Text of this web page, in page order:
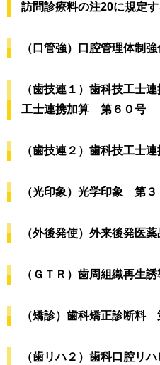
訪問診療料の注20に規定
（口管強）口腔管理体制
（歯技連１）歯科技工士
工士連携加算 第６０号
（歯技連２）歯科技工士
（光印象）光学印象 第３
（外後発使）外来後発医
（ＧＴＲ）歯周組織再生
（矯診）歯科矯正診断料
（歯リハ２）歯科口腔リ